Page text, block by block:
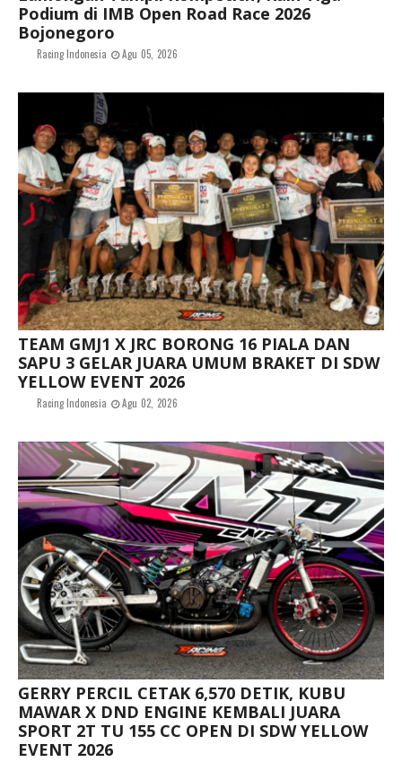
Podium di IMB Open Road Race 2026
Bojonegoro
Racing Indonesia Agu 05, 2026
TEAM GMJ1 X JRC BORONG 16 PIALA DAN
SAPU 3 GELAR JUARA UMUM BRAKET DI SDW
YELLOW EVENT 2026
Racing Indonesia Agu 02, 2026
GERRY PERCIL CETAK 6,570 DETIK, KUBU
MAWAR X DND ENGINE KEMBALI JUARA
SPORT 2T TU 155 CC OPEN DI SDW YELLOW
EVENT 2026